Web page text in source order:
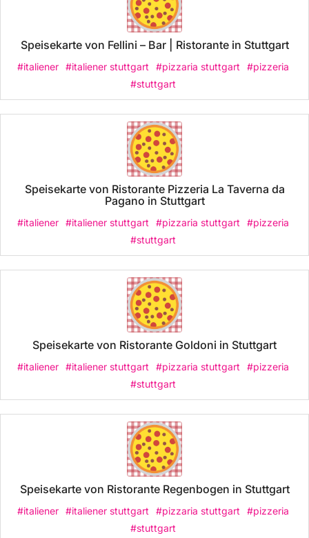
Speisekarte von Fellini – Bar | Ristorante in Stuttgart
#italiener #italiener stuttgart #pizzaria stuttgart
#pizzeria
#stuttgart
Speisekarte von Ristorante Pizzeria La Taverna da
Pagano in Stuttgart
#italiener #italiener stuttgart #pizzaria stuttgart
#pizzeria
#stuttgart
Speisekarte von Ristorante Goldoni in Stuttgart
#italiener #italiener stuttgart #pizzaria stuttgart
#pizzeria
#stuttgart
Speisekarte von Ristorante Regenbogen in Stuttgart
#italiener #italiener stuttgart #pizzaria stuttgart
#pizzeria
#stuttgart